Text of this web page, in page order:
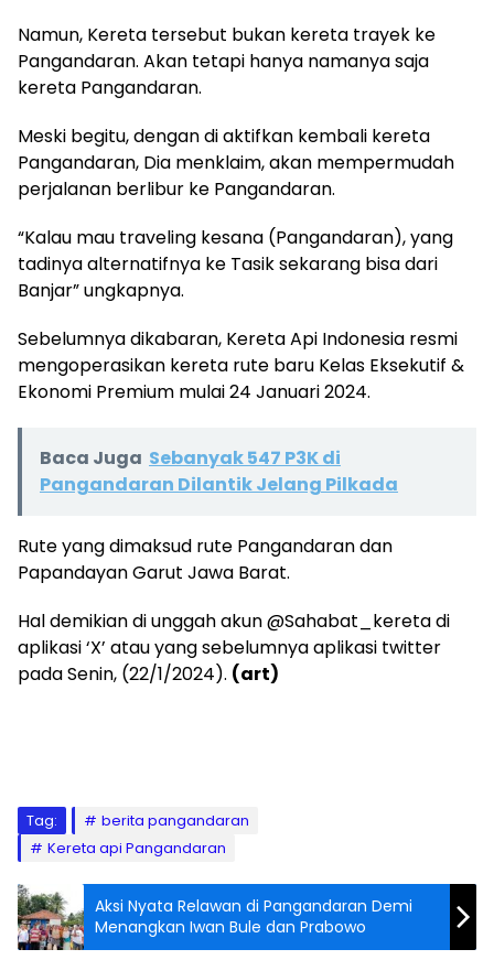
Namun, Kereta tersebut bukan kereta trayek ke
Pangandaran. Akan tetapi hanya namanya saja
kereta Pangandaran.
Meski begitu, dengan di aktifkan kembali kereta
Pangandaran, Dia menklaim, akan mempermudah
perjalanan berlibur ke Pangandaran.
“Kalau mau traveling kesana (Pangandaran), yang
tadinya alternatifnya ke Tasik sekarang bisa dari
Banjar” ungkapnya.
Sebelumnya dikabaran, Kereta Api Indonesia resmi
mengoperasikan kereta rute baru Kelas Eksekutif &
Ekonomi Premium mulai 24 Januari 2024.
Baca Juga Sebanyak 547 P3K di
Pangandaran Dilantik Jelang Pilkada
Rute yang dimaksud rute Pangandaran dan
Papandayan Garut Jawa Barat.
Hal demikian di unggah akun @Sahabat_kereta di
aplikasi ‘X’ atau yang sebelumnya aplikasi twitter
pada Senin, (22/1/2024). (art)
Tag:
berita pangandaran
Kereta api Pangandaran
Aksi Nyata Relawan di Pangandaran Demi
Menangkan Iwan Bule dan Prabowo